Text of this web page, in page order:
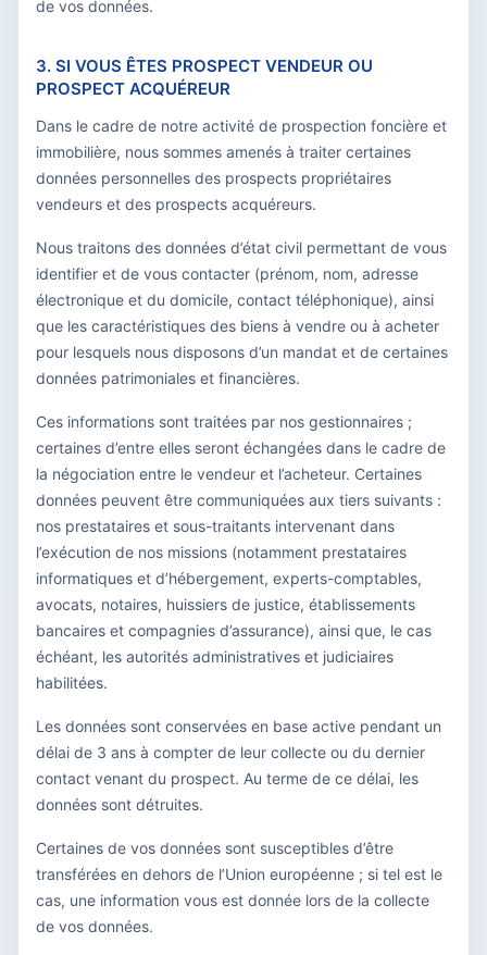
de vos données.
3. SI VOUS ÊTES PROSPECT VENDEUR OU
PROSPECT ACQUÉREUR
Dans le cadre de notre activité de prospection foncière et
immobilière, nous sommes amenés à traiter certaines
données personnelles des prospects propriétaires
vendeurs et des prospects acquéreurs.
Nous traitons des données d’état civil permettant de vous
identifier et de vous contacter (prénom, nom, adresse
électronique et du domicile, contact téléphonique), ainsi
que les caractéristiques des biens à vendre ou à acheter
pour lesquels nous disposons d’un mandat et de certaines
données patrimoniales et financières.
Ces informations sont traitées par nos gestionnaires ;
certaines d’entre elles seront échangées dans le cadre de
la négociation entre le vendeur et l’acheteur. Certaines
données peuvent être communiquées aux tiers suivants :
nos prestataires et sous-traitants intervenant dans
l’exécution de nos missions (notamment prestataires
informatiques et d’hébergement, experts-comptables,
avocats, notaires, huissiers de justice, établissements
bancaires et compagnies d’assurance), ainsi que, le cas
échéant, les autorités administratives et judiciaires
habilitées.
Les données sont conservées en base active pendant un
délai de 3 ans à compter de leur collecte ou du dernier
contact venant du prospect. Au terme de ce délai, les
données sont détruites.
Certaines de vos données sont susceptibles d’être
transférées en dehors de l’Union européenne ; si tel est le
cas, une information vous est donnée lors de la collecte
de vos données.